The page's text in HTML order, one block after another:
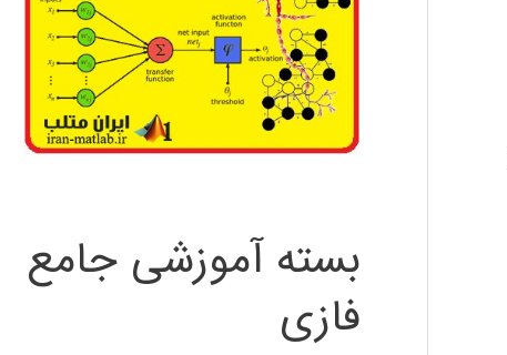
بسته آموزشی جامع
فازی